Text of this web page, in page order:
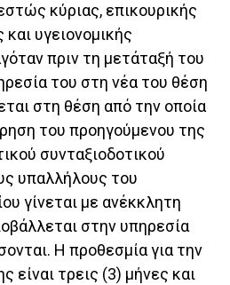
κύριας, επικουρικής
υγειονομικής
πριν τη μετάταξή του
του στη νέα του θέση
στη θέση από την οποία
του προηγούμενου της
συνταξιοδοτικού
υπαλλήλους του
γίνεται με ανέκκλητη
στην υπηρεσία
Η προθεσμία για την
είναι τρεις (3) μήνες και